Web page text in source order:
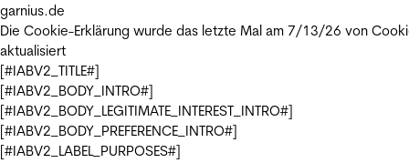
garnius.de
Die Cookie-Erklärung wurde das letzte Mal am 7/13/26 von
aktualisiert
[#IABV2_TITLE#]
[#IABV2_BODY_INTRO#]
[#IABV2_BODY_LEGITIMATE_INTEREST_INTRO#]
[#IABV2_BODY_PREFERENCE_INTRO#]
[#IABV2_LABEL_PURPOSES#]